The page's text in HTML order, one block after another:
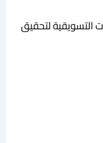
التسويقية لتحقيق